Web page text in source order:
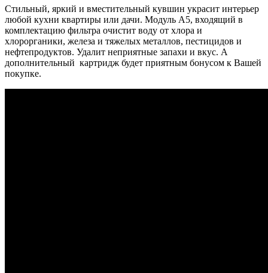
Стильный, яркий и вместительный кувшин украсит интерьер
любой кухни квартиры или дачи. Модуль А5, входящий в
комплектацию фильтра очистит воду от хлора и
хлорорганики, железа и тяжелых металлов, пестицидов и
нефтепродуктов. Удалит неприятные запахи и вкус. А
дополнительный картридж будет приятным бонусом к Вашей
покупке.